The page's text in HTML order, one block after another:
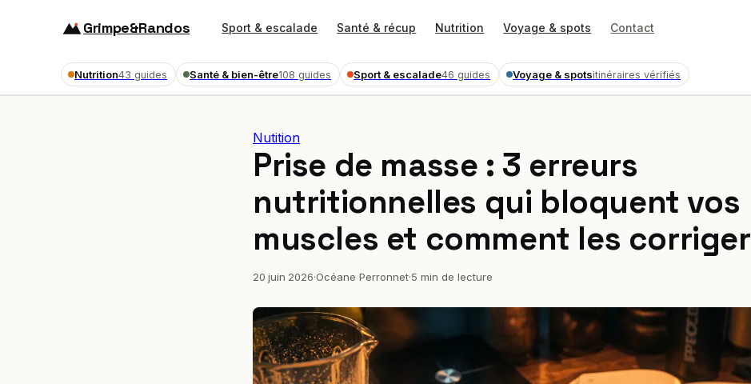
Grimpe&Randos Sport & escalade Santé & récup Nutrition Voyage & spots Contact
Nutrition43 guides Santé & bien-être108 guides Sport & escalade46 guides Voyage & spotsitinéraires vérifiés
Nutition
Prise de masse : 3 erreurs
nutritionnelles qui bloquent vos
muscles et comment les corriger
20 juin 2026·Océane Perronnet·5 min de lecture